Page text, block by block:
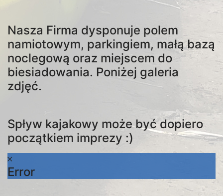
Nasza Firma dysponuje polem
namiotowym, parkingiem, małą bazą
noclegową oraz miejscem do
biesiadowania. Poniżej galeria
zdjęć.
Spływ kajakowy może być dopiero
początkiem imprezy :)
Error